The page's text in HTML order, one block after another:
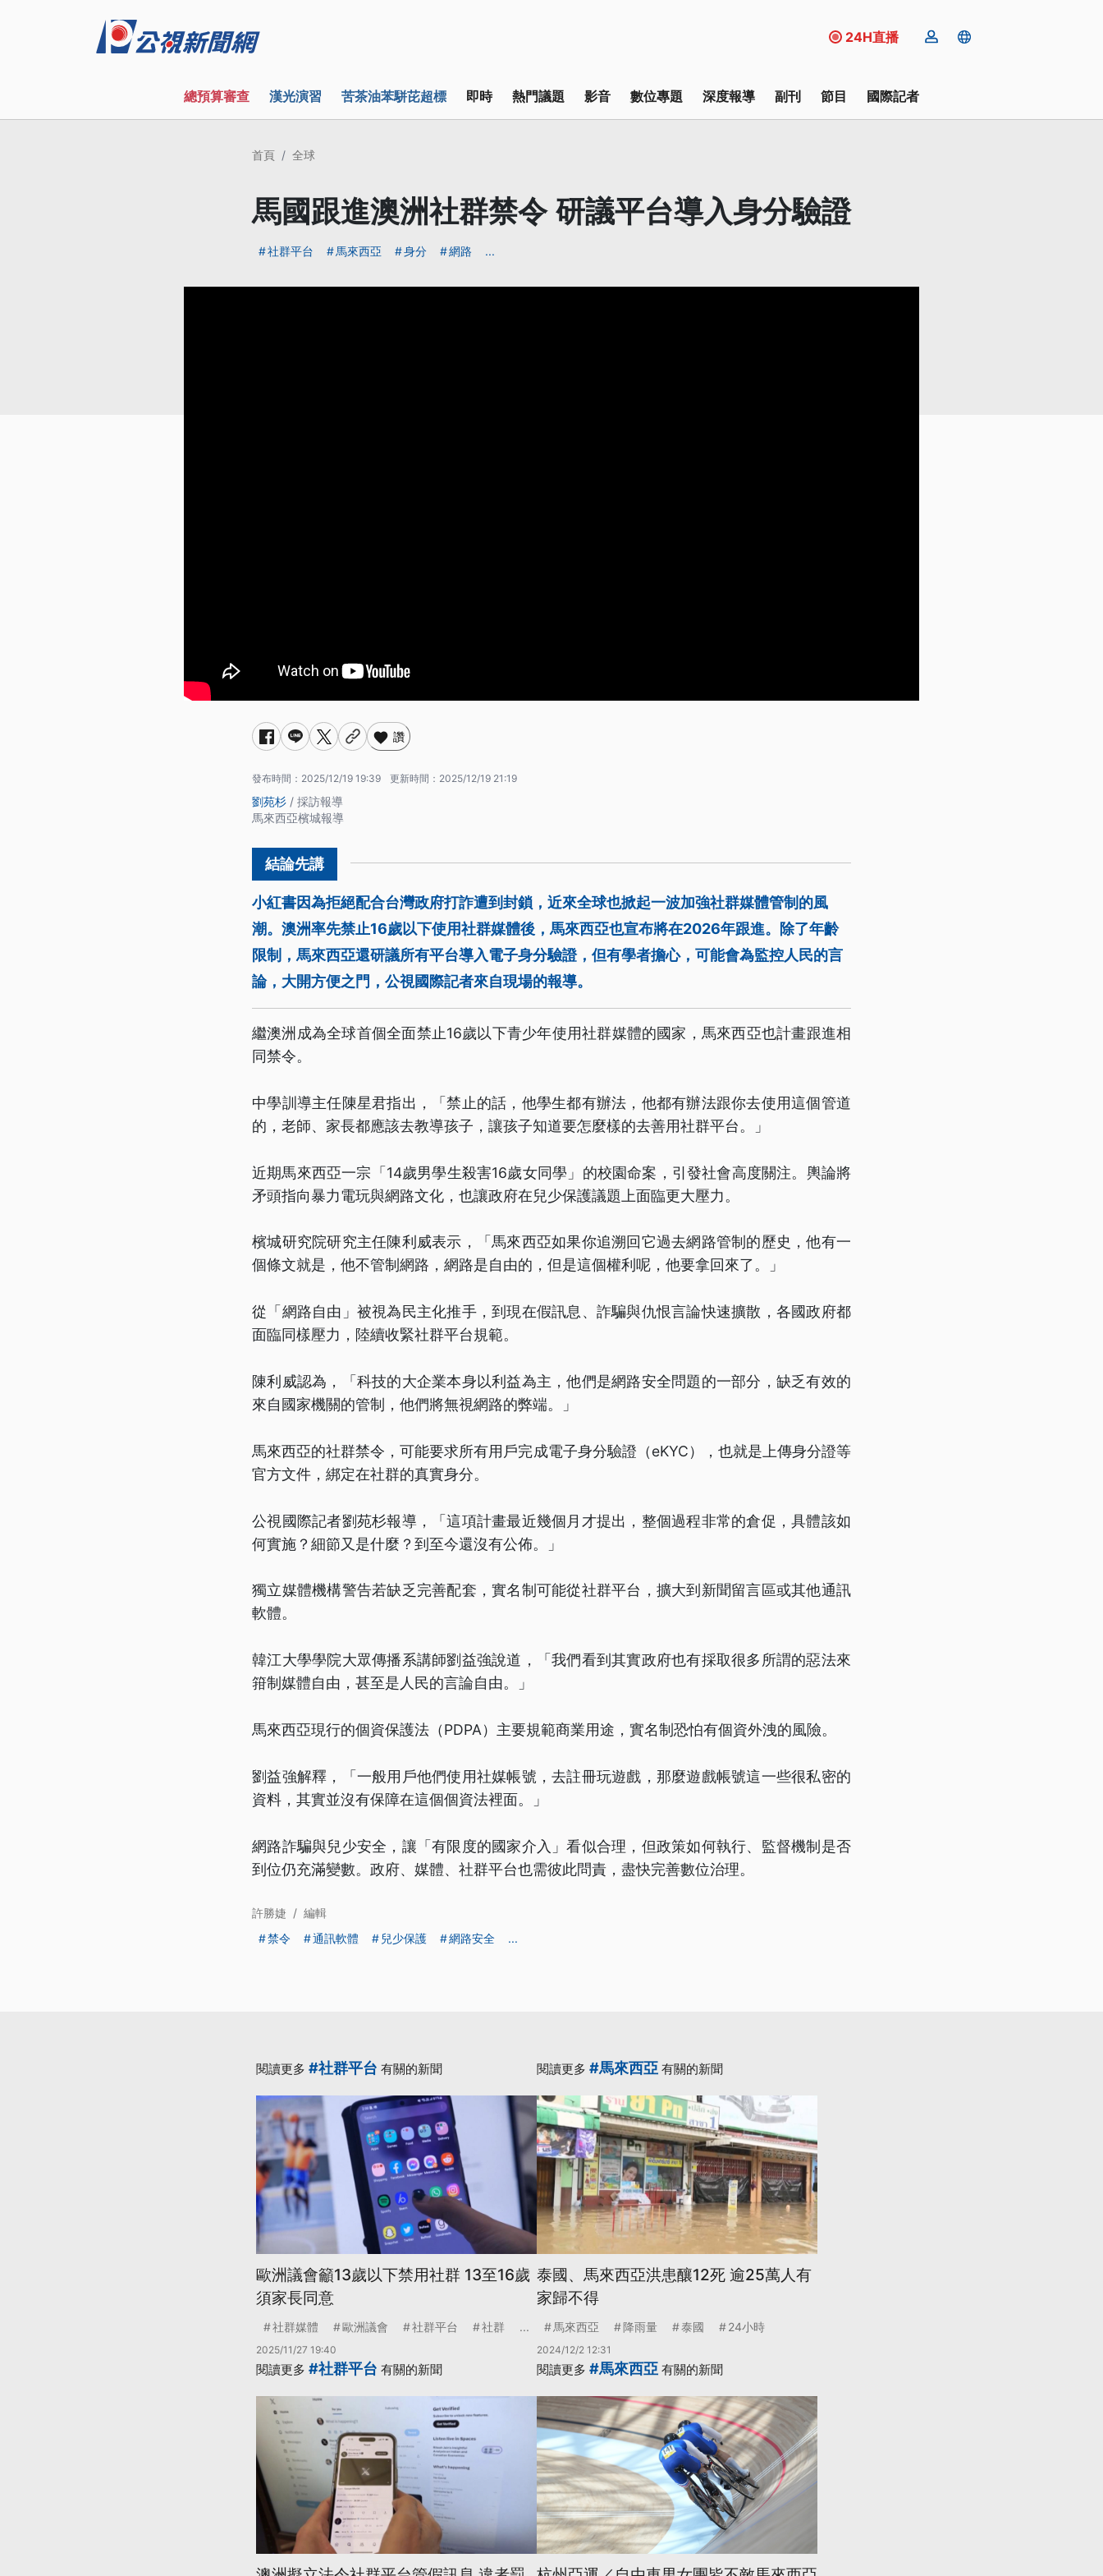
24H直播
總預算審查 漢光演習 苦茶油苯駢芘超標 即時 熱門議題 影音 數位專題 深度報導 副刊 節目 國際記者
首頁 全球
馬國跟進澳洲社群禁令 研議平台導入身分驗證
社群平台 馬來西亞 身分 網路 ...
讚
發布時間： 2025/12/19 19:39 更新時間： 2025/12/19 21:19
劉苑杉 / 採訪報導
馬來西亞檳城報導
小紅書因為拒絕配合台灣政府打詐遭到封鎖，近來全球也掀起一波加強社群媒體管制的風
潮。澳洲率先禁止16歲以下使用社群媒體後，馬來西亞也宣布將在2026年跟進。除了年齡
限制，馬來西亞還研議所有平台導入電子身分驗證，但有學者擔心，可能會為監控人民的言
論，大開方便之門，公視國際記者來自現場的報導。
繼澳洲成為全球首個全面禁止16歲以下青少年使用社群媒體的國家，馬來西亞也計畫跟進相
同禁令。
中學訓導主任陳星君指出，「禁止的話，他學生都有辦法，他都有辦法跟你去使用這個管道
的，老師、家長都應該去教導孩子，讓孩子知道要怎麼樣的去善用社群平台。」
近期馬來西亞一宗「14歲男學生殺害16歲女同學」的校園命案，引發社會高度關注。輿論將
矛頭指向暴力電玩與網路文化，也讓政府在兒少保護議題上面臨更大壓力。
檳城研究院研究主任陳利威表示，「馬來西亞如果你追溯回它過去網路管制的歷史，他有一
個條文就是，他不管制網路，網路是自由的，但是這個權利呢，他要拿回來了。」
從「網路自由」被視為民主化推手，到現在假訊息、詐騙與仇恨言論快速擴散，各國政府都
面臨同樣壓力，陸續收緊社群平台規範。
陳利威認為，「科技的大企業本身以利益為主，他們是網路安全問題的一部分，缺乏有效的
來自國家機關的管制，他們將無視網路的弊端。」
馬來西亞的社群禁令，可能要求所有用戶完成電子身分驗證（eKYC），也就是上傳身分證等
官方文件，綁定在社群的真實身分。
公視國際記者劉苑杉報導，「這項計畫最近幾個月才提出，整個過程非常的倉促，具體該如
何實施？細節又是什麼？到至今還沒有公佈。」
獨立媒體機構警告若缺乏完善配套，實名制可能從社群平台，擴大到新聞留言區或其他通訊
軟體。
韓江大學學院大眾傳播系講師劉益強說道，「我們看到其實政府也有採取很多所謂的惡法來
箝制媒體自由，甚至是人民的言論自由。」
馬來西亞現行的個資保護法（PDPA）主要規範商業用途，實名制恐怕有個資外洩的風險。
劉益強解釋，「一般用戶他們使用社媒帳號，去註冊玩遊戲，那麼遊戲帳號這一些很私密的
資料，其實並沒有保障在這個個資法裡面。」
網路詐騙與兒少安全，讓「有限度的國家介入」看似合理，但政策如何執行、監督機制是否
到位仍充滿變數。政府、媒體、社群平台也需彼此問責，盡快完善數位治理。
許勝婕 / 編輯
禁令
通訊軟體 兒少保護 網路安全 ...
閱讀更多 #社群平台 有關的新聞
歐洲議會籲13歲以下禁用社群 13至16歲
須家長同意
社群媒體 歐洲議會 社群平台 社群 ...
2025/11/27 19:40
閱讀更多 #馬來西亞 有關的新聞
泰國、馬來西亞洪患釀12死 逾25萬人有
家歸不得
馬來西亞 降雨量 泰國 24小時
2024/12/2 12:31
閱讀更多 #社群平台 有關的新聞 閱讀更多 #馬來西亞 有關的新聞